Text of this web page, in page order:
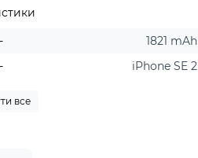
1821 mAh
iPhone SE 2
все